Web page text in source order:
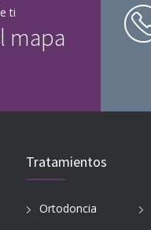
ti
mapa
Tratamientos
Ortodoncia